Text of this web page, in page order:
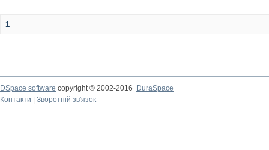
1
DSpace software copyright © 2002-2016
DuraSpace
Контакти
Зворотній зв'язок